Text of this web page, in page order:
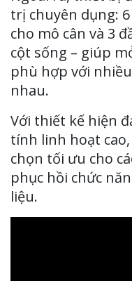
trị chuyên dụng:
cho mô cân và 3
cột sống – giúp
phù hợp với
nhau.
Với thiết kế hiện
tính linh hoạt cao,
chọn tối ưu cho
phục hồi chức
liệu.